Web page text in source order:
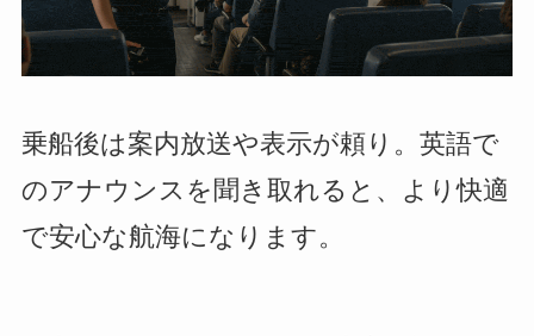
乗船後は案内放送や表示が頼り。英語で
のアナウンスを聞き取れると、より快適
で安心な航海になります。